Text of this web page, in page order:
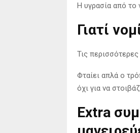
Η υγρασία από το
Γιατί
Τις
Φταίει απλά ο
όχι για να
Extra